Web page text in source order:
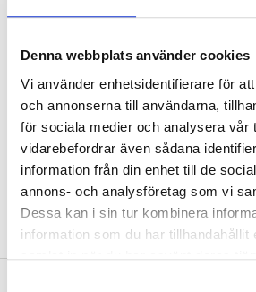
Denna webbplats använder cookies
Vi använder enhetsidentifierare för
och annonserna till användarna,
för sociala medier och analysera vår
vidarebefordrar även sådana
information från din enhet till de
annons- och analysföretag som vi
Dessa kan i sin tur kombinera
information som du har tillhandahållit
Diameter
1,5
Apex angle
118 °
Coil length
18 mm